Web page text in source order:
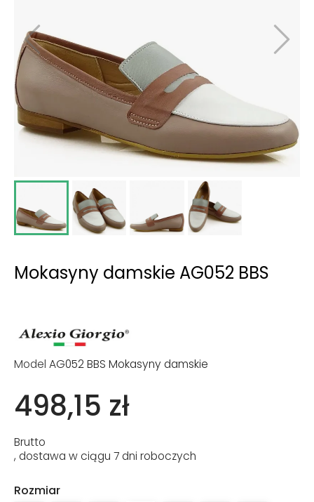
Mokasyny damskie AG052 BBS
Model AG052 BBS Mokasyny damskie
498,15 zł
Brutto
, dostawa w ciągu 7 dni roboczych
Rozmiar